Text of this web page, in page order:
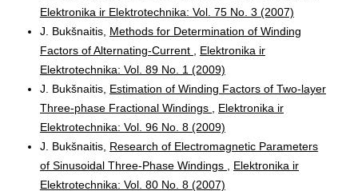
Elektronika ir Elektrotechnika: Vol. 75 No. 3 (2007)
J. Bukšnaitis, Methods for Determination of Winding
Factors of Alternating-Current
Elektronika ir
Elektrotechnika: Vol. 89 No. 1 (2009)
J. Bukšnaitis, Estimation of Winding Factors of Two-layer
Three-phase Fractional Windings
Elektronika ir
Elektrotechnika: Vol. 96 No. 8 (2009)
J. Bukšnaitis, Research of Electromagnetic Parameters
of Sinusoidal Three-Phase Windings
Elektronika ir
Elektrotechnika: Vol. 80 No. 8 (2007)